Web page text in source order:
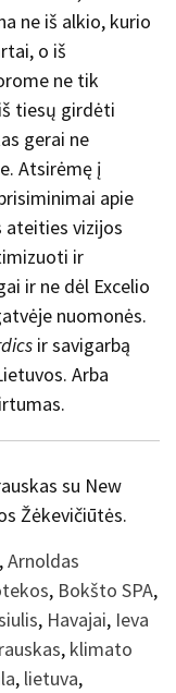
ne iš alkio, kurio
o iš
ne tik
tiesų girdėti
gerai ne
Atsirėmę į
apie
ateities vizijos
ir
ir ne dėl Excelio
nuomonės.
ir savigarbą
Arba
su New
Žėkevičiūtės.
,Arnoldas
, Bokšto SPA,
, Havajai, Ieva
, klimato
, lietuva,